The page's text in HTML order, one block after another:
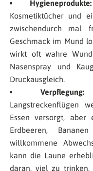
Kosmetiktücher und
zwischendurch mal
Geschmack im Mund
wirkt oft wahre
Nasenspray und
Druckausgleich.
Verpflegung:
Langstreckenflügen
Essen versorgt, aber
Erdbeeren,
willkommene
kann die Laune
daran, viel zu